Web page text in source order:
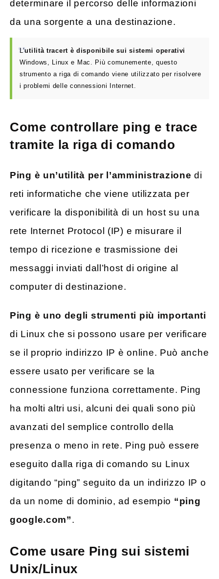
determinare il percorso delle informazioni
da una sorgente a una destinazione.
L’utilità tracert è disponibile sui sistemi operativi
Windows, Linux e Mac. Più comunemente, questo
strumento a riga di comando viene utilizzato per risolvere
i problemi delle connessioni Internet.
Come controllare ping e trace
tramite la riga di comando
Ping è un’utilità per l’amministrazione di
reti informatiche che viene utilizzata per
verificare la disponibilità di un host su una
rete Internet Protocol (IP) e misurare il
tempo di ricezione e trasmissione dei
messaggi inviati dall’host di origine al
computer di destinazione.
Ping è uno degli strumenti più importanti
di Linux che si possono usare per verificare
se il proprio indirizzo IP è online. Può anche
essere usato per verificare se la
connessione funziona correttamente. Ping
ha molti altri usi, alcuni dei quali sono più
avanzati del semplice controllo della
presenza o meno in rete. Ping può essere
eseguito dalla riga di comando su Linux
digitando “ping” seguito da un indirizzo IP o
da un nome di dominio, ad esempio “ping
google.com”.
Come usare Ping sui sistemi
Unix/Linux